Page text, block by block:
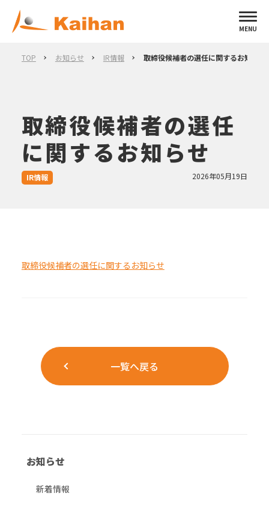
MENU
TOP お知らせ IR情報 取締役候補者の選任に関するお知らせ
取締役候補者の選任
に関するお知らせ
IR情報 2026年05月19日
お知らせ
新着情報
取締役候補者の選任に関するお知らせ
一覧へ戻る